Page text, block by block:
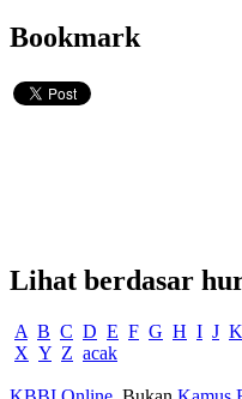
Bookmark
Lihat berdasar
A B C D E F G H I J K
X Y Z acak